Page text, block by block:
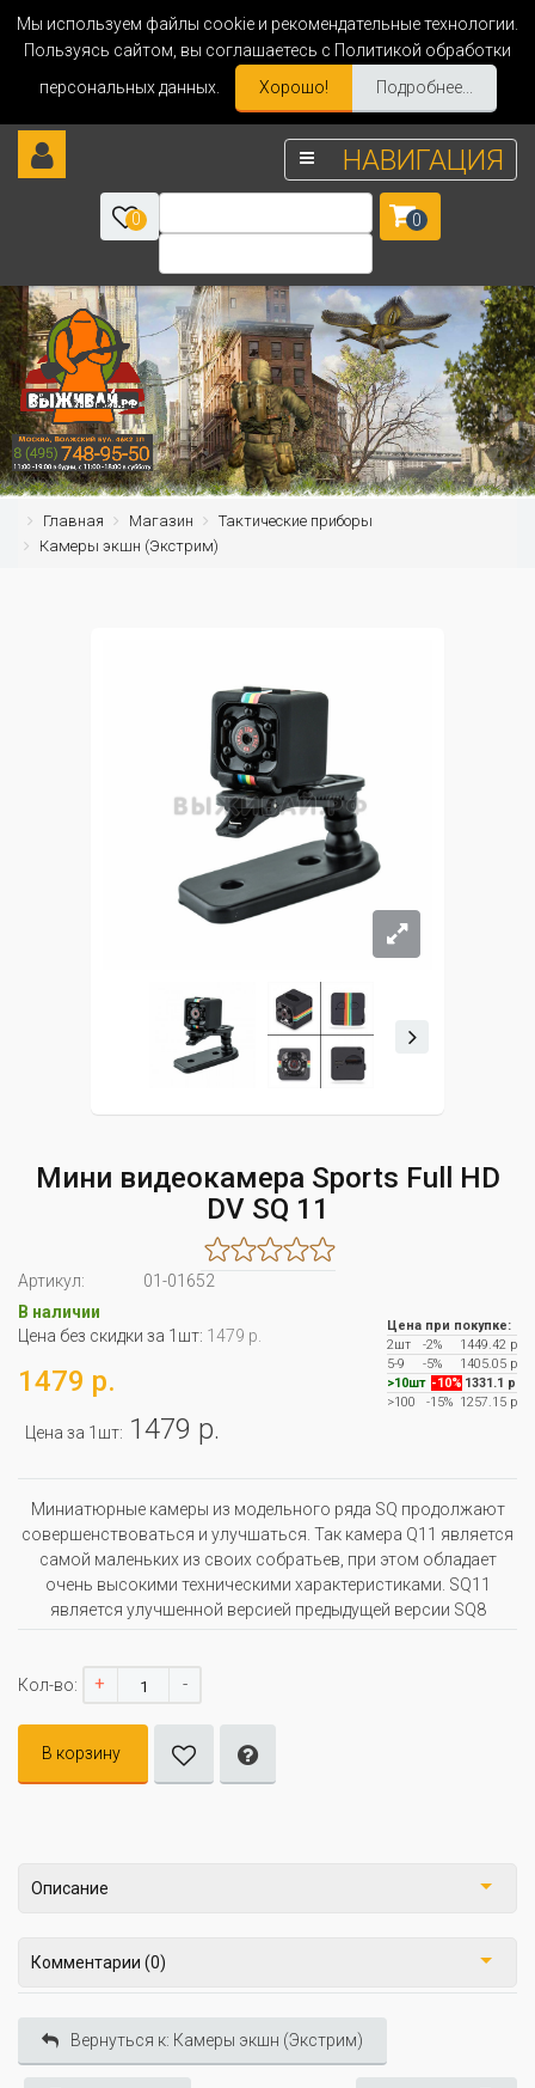
Мы используем файлы cookie и рекомендательные технологии.
Пользуясь сайтом, вы соглашаетесь с Политикой обработки
персональных данных.
Хорошо! Подробнее...
НАВИГАЦИЯ
0 0
Главная Магазин
Тактические приборы
Камеры экшн (Экстрим)
Мини видеокамера Sports Full HD
DV SQ 11
Артикул:
01-01652
В наличии
Цена без скидки за 1шт: 1479 р.
1479 р.
Цена за 1шт: 1479 р.
Цена при покупке:
2шт
-2%
1449.42 р
5-9
-5%
1405.05 р
>10шт -10% 1331.1 р
>100
-15% 1257.15 р
Миниатюрные камеры из модельного ряда SQ продолжают
совершенствоваться и улучшаться. Так камера Q11 является
самой маленьких из своих собратьев, при этом обладает
очень высокими техническими характеристиками. SQ11
является улучшенной версией предыдущей версии SQ8
Кол-во: + -
В корзину
Описание
Комментарии (0)
Вернуться к: Камеры экшн (Экстрим)